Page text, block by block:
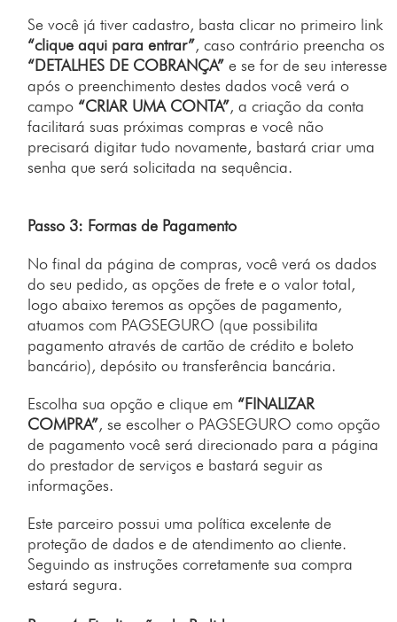
Se você já tiver cadastro, basta clicar no primeiro link
“clique aqui para entrar”, caso contrário preencha os
“DETALHES DE COBRANÇA” e se for de seu interesse
após o preenchimento destes dados você verá o
campo “CRIAR UMA CONTA”, a criação da conta
facilitará suas próximas compras e você não
precisará digitar tudo novamente, bastará criar uma
senha que será solicitada na sequência.
Passo 3: Formas de Pagamento
No final da página de compras, você verá os dados
do seu pedido, as opções de frete e o valor total,
logo abaixo teremos as opções de pagamento,
atuamos com PAGSEGURO (que possibilita
pagamento através de cartão de crédito e boleto
bancário), depósito ou transferência bancária.
Escolha sua opção e clique em “FINALIZAR
COMPRA”, se escolher o PAGSEGURO como opção
de pagamento você será direcionado para a página
do prestador de serviços e bastará seguir as
informações.
Este parceiro possui uma política excelente de
proteção de dados e de atendimento ao cliente.
Seguindo as instruções corretamente sua compra
estará segura.